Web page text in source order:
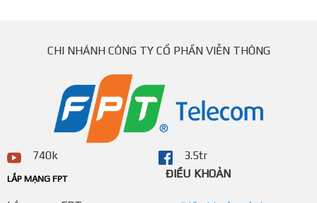
CHI NHÁNH CÔNG TY CỔ PHẦN VIỄN THÔNG
740k 3.5tr
LẮP MẠNG FPT ĐIỀU KHOẢN